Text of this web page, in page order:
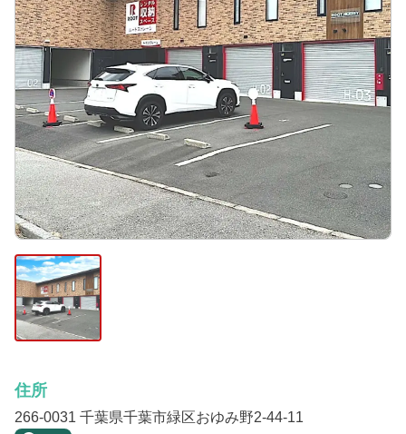
住所
266-0031 千葉県千葉市緑区おゆみ野2-44-11